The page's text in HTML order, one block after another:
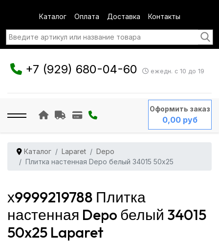
Каталог Оплата Доставка Контакты
+7 (929) 680-04-60 ежедн. с 10 до 19
Оформить заказ
0,00 руб
Каталог Laparet
Depo
Плитка настенная Depo белый 34015 50x25
х9999219788 Плитка
настенная Depo белый 34015
50x25 Laparet